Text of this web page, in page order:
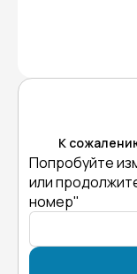
К
Попробуйте
или
номер"